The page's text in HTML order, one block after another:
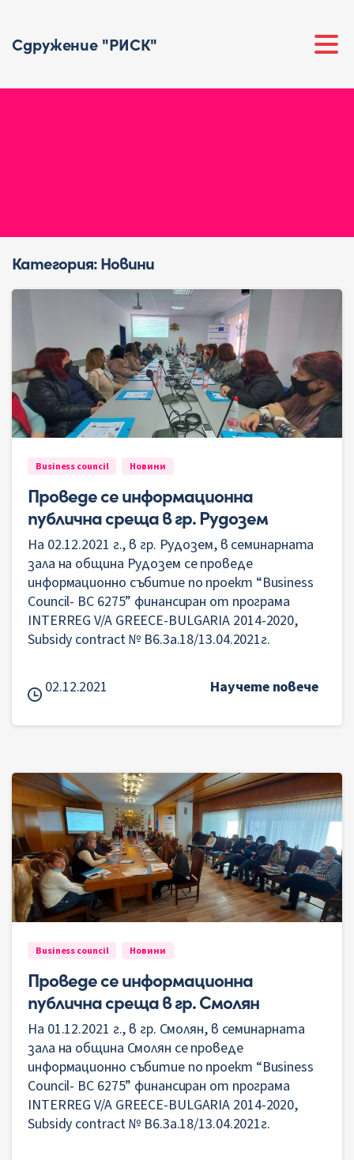
Сдружение "РИСК"
Категория:Новини
Business council Новини
Проведе се информационна
публична среща в гр. Рудозем
На 02.12.2021 г., в гр. Рудозем, в семинарната
зала на община Рудозем се проведе
информационно събитие по проект “Business
Council- BC 6275” финансиран от програма
INTERREG V/A GREECE-BULGARIA 2014-2020,
Subsidy contract № B6.3a.18/13.04.2021г.
02.12.2021 Научете повече
Business council Новини
Проведе се информационна
публична среща в гр. Смолян
На 01.12.2021 г., в гр. Смолян, в семинарната
зала на община Смолян се проведе
информационно събитие по проект “Business
Council- BC 6275” финансиран от програма
INTERREG V/A GREECE-BULGARIA 2014-2020,
Subsidy contract № B6.3a.18/13.04.2021г.